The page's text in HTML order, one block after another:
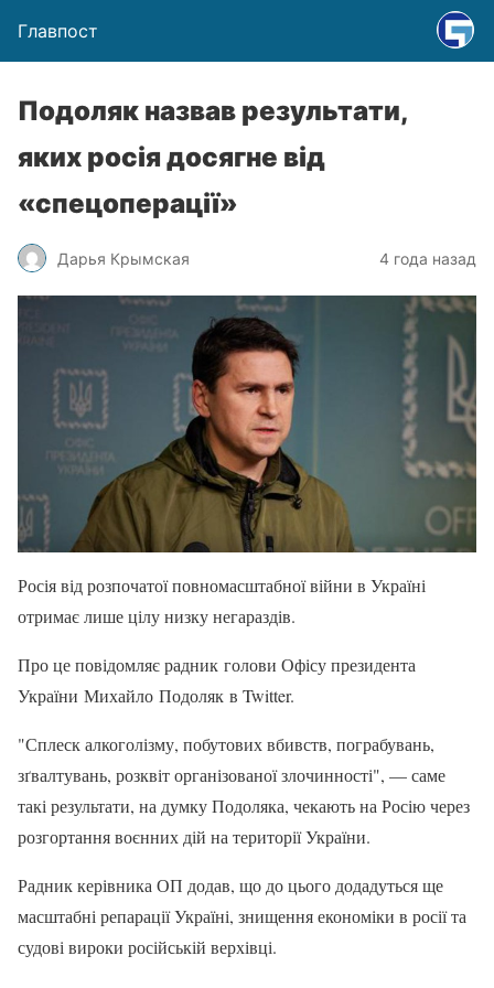
Главпост
Подоляк назвав результати,
яких росія досягне від
«спецоперації»
Дарья Крымская 4 года назад
Росія від розпочатої повномасштабної війни в Україні
отримає лише цілу низку негараздів.
Про це повідомляє радник голови Офісу президента
України Михайло Подоляк в Twitter.
"Сплеск алкоголізму, побутових вбивств, пограбувань,
зґвалтувань, розквіт організованої злочинності", — саме
такі результати, на думку Подоляка, чекають на Росію через
розгортання воєнних дій на території України.
Радник керівника ОП додав, що до цього додадуться ще
масштабні репарації Україні, знищення економіки в росії та
судові вироки російській верхівці.